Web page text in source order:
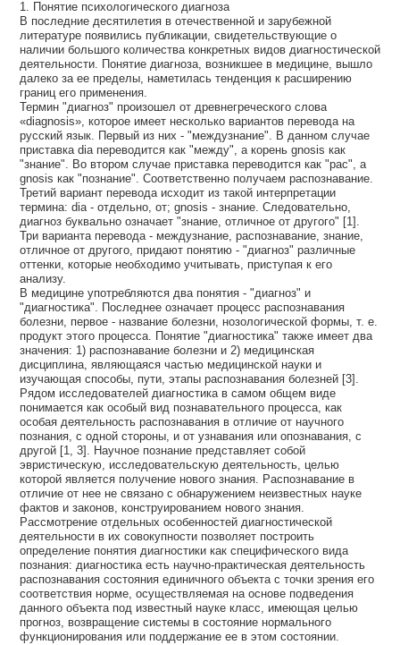
1. Понятие психологического диагноза
В последние десятилетия в отечественной и зарубежной
литературе появились публикации, свидетельствующие о
наличии большого количества конкретных видов диагностической
деятельности. Понятие диагноза, возникшее в медицине, вышло
далеко за ее пределы, наметилась тенденция к расширению
границ его применения.
Термин "диагноз" произошел от древнегреческого слова
«diagnosis», которое имеет несколько вариантов перевода на
русский язык. Первый из них - "междузнание". В данном случае
приставка dia переводится как "между", а корень gnosis как
"знание". Во втором случае приставка переводится как "рас", а
gnosis как "познание". Соответственно получаем распознавание.
Третий вариант перевода исходит из такой интерпретации
термина: dia - отдельно, от; gnosis - знание. Следовательно,
диагноз буквально означает "знание, отличное от другого" [1].
Три варианта перевода - междузнание, распознавание, знание,
отличное от другого, придают понятию - "диагноз" различные
оттенки, которые необходимо учитывать, приступая к его
анализу.
В медицине употребляются два понятия - "диагноз" и
"диагностика". Последнее означает процесс распознавания
болезни, первое - название болезни, нозологической формы, т. е.
продукт этого процесса. Понятие "диагностика" также имеет два
значения: 1) распознавание болезни и 2) медицинская
дисциплина, являющаяся частью медицинской науки и
изучающая способы, пути, этапы распознавания болезней [3].
Рядом исследователей диагностика в самом общем виде
понимается как особый вид познавательного процесса, как
особая деятельность распознавания в отличие от научного
познания, с одной стороны, и от узнавания или опознавания, с
другой [1, 3]. Научное познание представляет собой
эвристическую, исследовательскую деятельность, целью
которой является получение нового знания. Распознавание в
отличие от нее не связано с обнаружением неизвестных науке
фактов и законов, конструированием нового знания.
Рассмотрение отдельных особенностей диагностической
деятельности в их совокупности позволяет построить
определение понятия диагностики как специфического вида
познания: диагностика есть научно-практическая деятельность
распознавания состояния единичного объекта с точки зрения его
соответствия норме, осуществляемая на основе подведения
данного объекта под известный науке класс, имеющая целью
прогноз, возвращение системы в состояние нормального
функционирования или поддержание ее в этом состоянии.